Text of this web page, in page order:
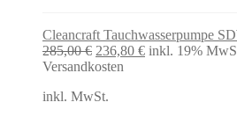
Cleancraft Tauchwasserpumpe
285,00€ Ursprünglicher
Preis
285,00 €
236,80 €Aktueller
inkl. 19%
Versandkosten
inkl. MwSt.